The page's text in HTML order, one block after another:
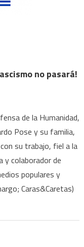
no pasará!
de la Humanidad,
Pose y su familia,
su trabajo, fiel a la
y colaborador de
populares y
Caras&Caretas)